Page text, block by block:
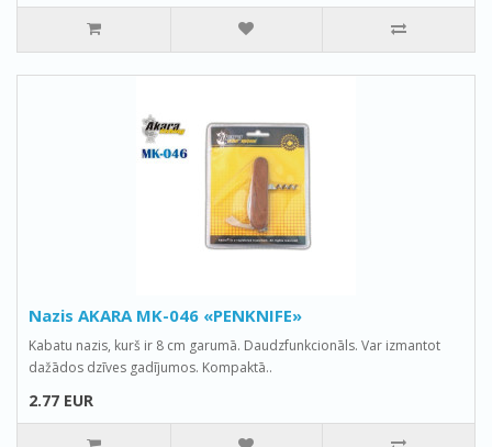
Nazis AKARA MK-046 «PENKNIFE»
Kabatu nazis, kurš ir 8 cm garumā. Daudzfunkcionāls. Var izmantot
dažādos dzīves gadījumos. Kompaktā..
2.77 EUR